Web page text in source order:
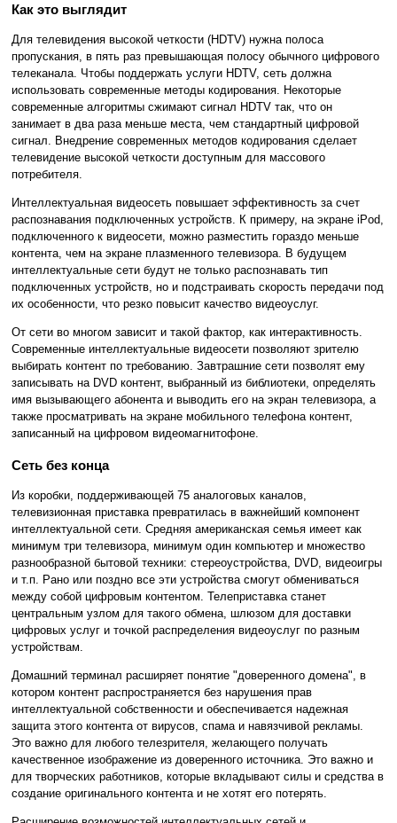
Как это выглядит
Для телевидения высокой четкости (HDTV) нужна полоса
пропускания, в пять раз превышающая полосу обычного цифрового
телеканала. Чтобы поддержать услуги HDTV, сеть должна
использовать современные методы кодирования. Некоторые
современные алгоритмы сжимают сигнал HDTV так, что он
занимает в два раза меньше места, чем стандартный цифровой
сигнал. Внедрение современных методов кодирования сделает
телевидение высокой четкости доступным для массового
потребителя.
Интеллектуальная видеосеть повышает эффективность за счет
распознавания подключенных устройств. К примеру, на экране iPod,
подключенного к видеосети, можно разместить гораздо меньше
контента, чем на экране плазменного телевизора. В будущем
интеллектуальные сети будут не только распознавать тип
подключенных устройств, но и подстраивать скорость передачи под
их особенности, что резко повысит качество видеоуслуг.
От сети во многом зависит и такой фактор, как интерактивность.
Современные интеллектуальные видеосети позволяют зрителю
выбирать контент по требованию. Завтрашние сети позволят ему
записывать на DVD контент, выбранный из библиотеки, определять
имя вызывающего абонента и выводить его на экран телевизора, а
также просматривать на экране мобильного телефона контент,
записанный на цифровом видеомагнитофоне.
Сеть без конца
Из коробки, поддерживающей 75 аналоговых каналов,
телевизионная приставка превратилась в важнейший компонент
интеллектуальной сети. Средняя американская семья имеет как
минимум три телевизора, минимум один компьютер и множество
разнообразной бытовой техники: стереоустройства, DVD, видеоигры
и т.п. Рано или поздно все эти устройства смогут обмениваться
между собой цифровым контентом. Телеприставка станет
центральным узлом для такого обмена, шлюзом для доставки
цифровых услуг и точкой распределения видеоуслуг по разным
устройствам.
Домашний терминал расширяет понятие "доверенного домена", в
котором контент распространяется без нарушения прав
интеллектуальной собственности и обеспечивается надежная
защита этого контента от вирусов, спама и навязчивой рекламы.
Это важно для любого телезрителя, желающего получать
качественное изображение из доверенного источника. Это важно и
для творческих работников, которые вкладывают силы и средства в
создание оригинального контента и не хотят его потерять.